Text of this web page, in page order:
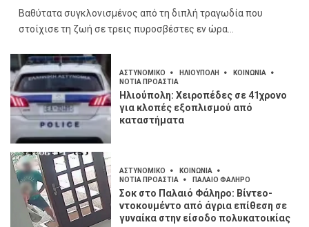
Βαθύτατα συγκλονισμένος από τη διπλή τραγωδία που
στοίχισε τη ζωή σε τρεις πυροσβέστες εν ώρα...
ΑΣΤΥΝΟΜΙΚΟ ΗΛΙΟΥΠΟΛΗ
ΚΟΙΝΩΝΙΑ
ΝΟΤΙΑ ΠΡΟΑΣΤΙΑ
Ηλιούπολη: Χειροπέδες σε 41χρονο
για κλοπές εξοπλισμού από
καταστήματα
ΑΣΤΥΝΟΜΙΚΟ
ΚΟΙΝΩΝΙΑ
ΝΟΤΙΑ ΠΡΟΑΣΤΙΑ
ΠΑΛΑΙΟ ΦΑΛΗΡΟ
Σοκ στο Παλαιό Φάληρο: Βίντεο-
ντοκουμέντο από άγρια επίθεση σε
γυναίκα στην είσοδο πολυκατοικίας